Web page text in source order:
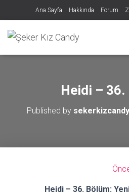
Ana Sayfa Hakkında Forum
Heidi – 36.
Published by
Heidi – 36. Bölüm: